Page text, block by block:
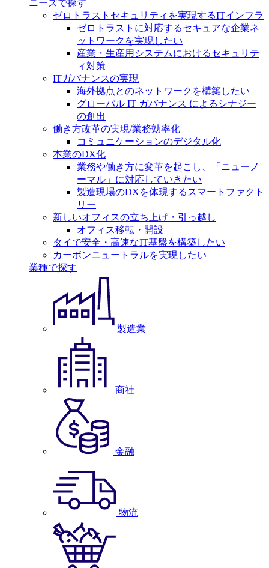
ニーズで探す
ゼロトラストセキュリティを実現するITインフラ
ゼロトラストに対応するセキュアな企業ネ
ットワークを実現したい
産業・生産用システムにおけるセキュリテ
ィ対策
ITガバナンスの実現
海外拠点とのネットワークを構築したい
グローバル IT ガバナンス によるシナジー
の創出
働き方改革の実現/業務効率化
コミュニケーションのデジタル化
本業のDX化
業務や働き方に変革を起こし、「ニューノ
ーマル」に対応していきたい
製造現場のDXを体現するスマートファクト
リー
新しいオフィスの立ち上げ・引っ越し
オフィス移転・開設
タイで安全・高速なIT基盤を構築したい
カーボンニュートラルを実現したい
業種で探す
製造業
商社
金融
物流